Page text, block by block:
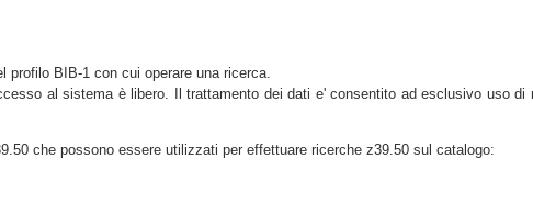
BIB-1 con cui operare una ricerca.
al sistema è libero. Il trattamento dei dati e' consentito ad esclusivo uso di
che possono essere utilizzati per effettuare ricerche z39.50 sul catalogo: